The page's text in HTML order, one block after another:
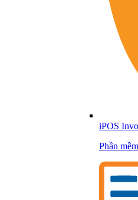
iPOS
Phần